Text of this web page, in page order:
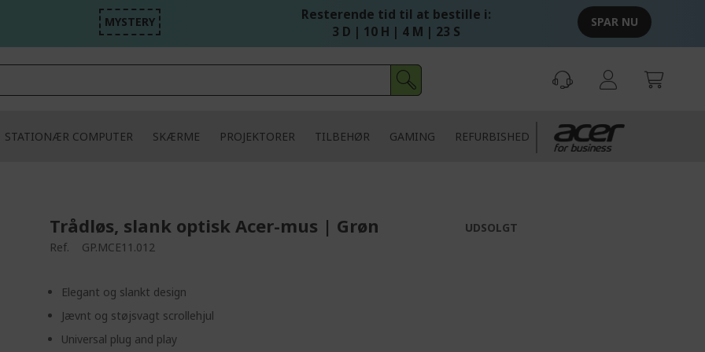
MYSTERY
Resterende tid til at bestille i:
3 D | 10 H | 4 M | 23 S
SPAR NU
STATIONÆR COMPUTER SKÆRME PROJEKTORER TILBEHØR GAMING REFURBISHED
Trådløs, slank optisk Acer-mus | Grøn
Ref. GP.MCE11.012
Elegant og slankt design
Jævnt og støjsvagt scrollehjul
Universal plug and play
UDSOLGT